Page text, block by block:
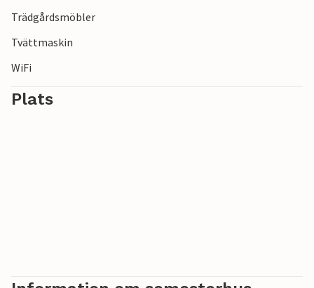
Trädgårdsmöbler
Tvättmaskin
WiFi
Plats